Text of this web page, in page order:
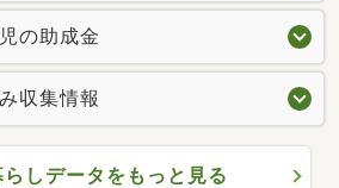
の助成金
収集情報
しデータをもっと見る